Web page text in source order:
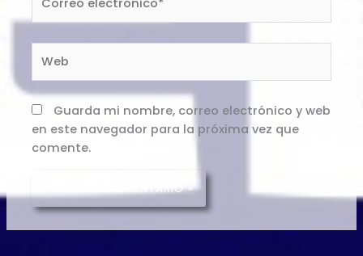
electrónico*
Guarda mi nombre, correo electrónico y web
en este navegador para la próxima vez que
comente.